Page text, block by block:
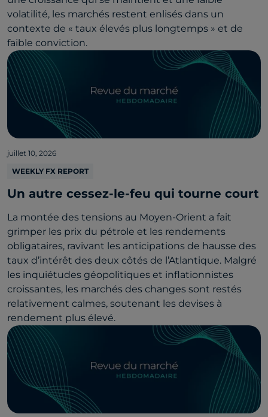
volatilité, les marchés restent enlisés dans un
contexte de « taux élevés plus longtemps » et de
faible conviction.
juillet 10, 2026
WEEKLY FX REPORT
Un autre cessez-le-feu qui tourne court
La montée des tensions au Moyen-Orient a fait
grimper les prix du pétrole et les rendements
obligataires, ravivant les anticipations de hausse des
taux d’intérêt des deux côtés de l’Atlantique. Malgré
les inquiétudes géopolitiques et inflationnistes
croissantes, les marchés des changes sont restés
relativement calmes, soutenant les devises à
rendement plus élevé.